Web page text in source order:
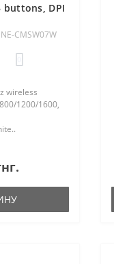
buttons, DPI
CMSW07W
wireless
1200/1600,